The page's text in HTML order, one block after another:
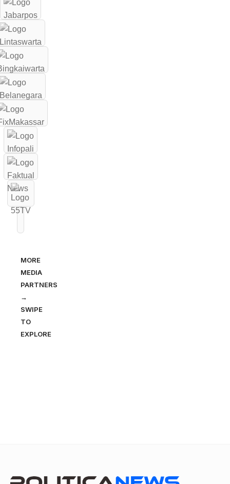
MORE
MEDIA
PARTNERS
→
SWIPE
TO
EXPLORE